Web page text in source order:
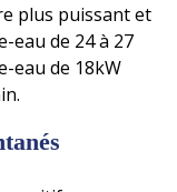
plus puissant et
eau de 24 à 27
eau de 18kW